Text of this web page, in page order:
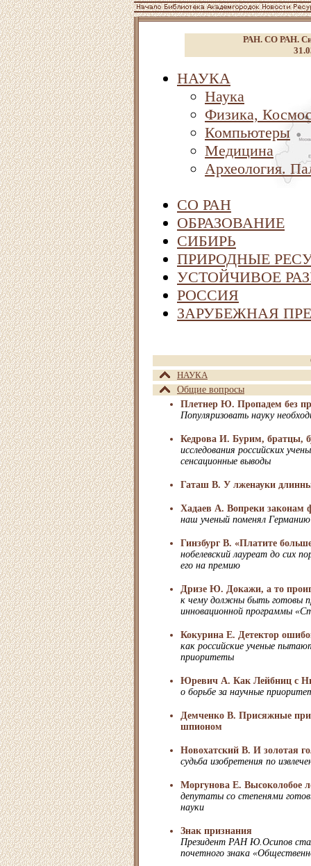
РАН. СО РАН.
НАУКА
Наука
Физика,
Компьютеры
Медицина
Археология.
СО РАН
ОБРАЗОВАНИЕ
СИБИРЬ
ПРИРОДНЫЕ
УСТОЙЧИВОЕ
РОССИЯ
ЗАРУБЕЖНАЯ
НАУКА
Общие вопросы
Плетнер Ю. Пропадем без
Популяризовать науку
Кедрова И. Бурим, братцы,
исследования российских
сенсационные выводы
Гаташ В. У лженауки
Хадаев А. Вопреки законам
наш ученый поменял Германию
Гинзбург В. «Платите
нобелевский лауреат до сих
его на премию
Дризе Ю. Докажи, а то
к чему должны быть готовы
инновационной программы
Кокурина Е. Детектор
как российские ученые
приоритеты
Юревич А. Как Лейбниц с
о борьбе за научные
Демченко В. Присяжные
шпионом
Новохатский В. И золотая
судьба изобретения по
Моргунова Е. Высоколобое
депутаты со степенями
науки
Знак признания
Президент РАН Ю.Осипов
почетного знака